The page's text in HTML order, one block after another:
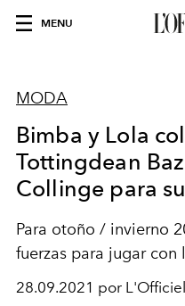
MENU
MODA
Bimba y Lola
Tottingdean
Collinge para
Para otoño / invierno
fuerzas para jugar
28.09.2021 por